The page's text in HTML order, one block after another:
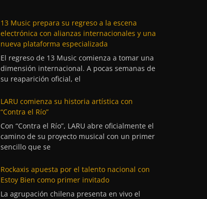
13 Music prepara su regreso a la escena
electrónica con alianzas internacionales y una
nueva plataforma especializada
El regreso de 13 Music comienza a tomar una
dimensión internacional. A pocas semanas de
su reaparición oficial, el
LARU comienza su historia artística con
“Contra el Río”
Con “Contra el Río”, LARU abre oficialmente el
camino de su proyecto musical con un primer
sencillo que se
Rockaxis apuesta por el talento nacional con
Estoy Bien como primer invitado
La agrupación chilena presenta en vivo el